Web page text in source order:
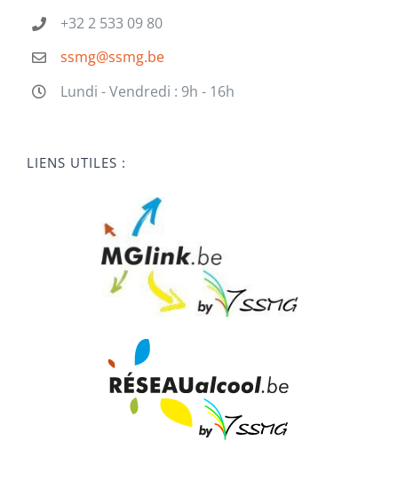
+32 2 533 09 80
ssmg@ssmg.be
Lundi - Vendredi : 9h - 16h
LIENS UTILES :